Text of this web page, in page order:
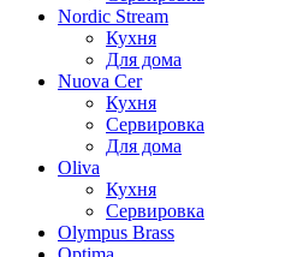
Nordic Stream
Кухня
Для дома
Nuova Cer
Кухня
Сервировка
Для дома
Oliva
Кухня
Сервировка
Olympus Brass